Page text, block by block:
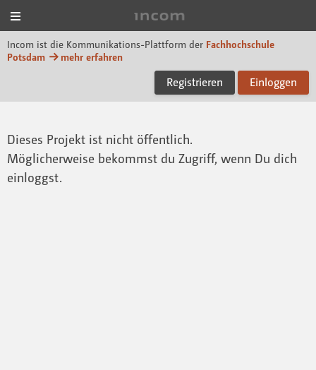
Incom ist die Kommunikations-Plattform der Fachhochschule
Potsdam
mehr erfahren
Registrieren Einloggen
Dieses Projekt ist nicht öffentlich.
Möglicherweise bekommst du Zugriff, wenn Du dich
einloggst.